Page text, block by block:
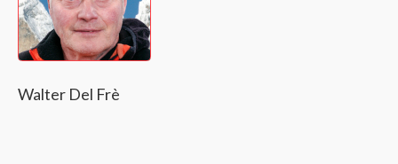
Walter Del Frè